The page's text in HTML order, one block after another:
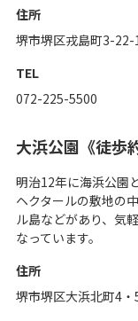
住所
堺市堺区戎島町3-22-
TEL
072-225-5500
大浜公園《徒歩
明治12年に海浜公園
ヘクタールの敷地の
ル島などがあり、気
なっています。
住所
堺市堺区大浜北町4・